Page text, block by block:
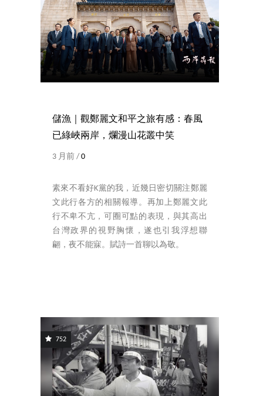
儲漁｜觀鄭麗文和平之旅有感：春風
已綠峽兩岸，爛漫山花叢中笑
3 月前 /0
素來不看好K黨的我，近幾日密切關注鄭麗
文此行各方的相關報導。再加上鄭麗文此
行不卑不亢，可圈可點的表現，與其高出
台灣政界的視野胸懷，遂也引我浮想聯
翩，夜不能寐。賦詩一首聊以為敬。
752